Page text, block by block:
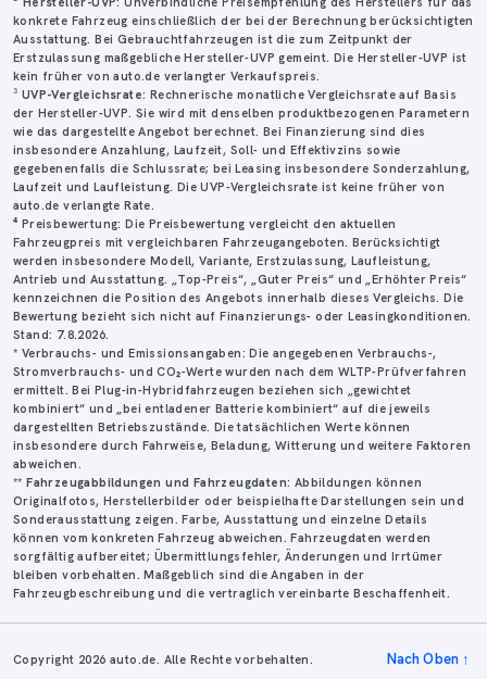
konkrete Fahrzeug einschließlich der bei der Berechnung berücksichtigten
Ausstattung. Bei Gebrauchtfahrzeugen ist die zum Zeitpunkt der
Erstzulassung maßgebliche Hersteller-UVP gemeint. Die Hersteller-UVP ist
kein früher von auto.de verlangter Verkaufspreis.
³ UVP-Vergleichsrate: Rechnerische monatliche Vergleichsrate auf Basis
der Hersteller-UVP. Sie wird mit denselben produktbezogenen Parametern
wie das dargestellte Angebot berechnet. Bei Finanzierung sind dies
insbesondere Anzahlung, Laufzeit, Soll- und Effektivzins sowie
gegebenenfalls die Schlussrate; bei Leasing insbesondere Sonderzahlung,
Laufzeit und Laufleistung. Die UVP-Vergleichsrate ist keine früher von
auto.de verlangte Rate.
⁴ Preisbewertung: Die Preisbewertung vergleicht den aktuellen
Fahrzeugpreis mit vergleichbaren Fahrzeugangeboten. Berücksichtigt
werden insbesondere Modell, Variante, Erstzulassung, Laufleistung,
Antrieb und Ausstattung. „Top-Preis“, „Guter Preis“ und „Erhöhter Preis“
kennzeichnen die Position des Angebots innerhalb dieses Vergleichs. Die
Bewertung bezieht sich nicht auf Finanzierungs- oder Leasingkonditionen.
Stand: 7.8.2026.
* Verbrauchs- und Emissionsangaben: Die angegebenen Verbrauchs-,
Stromverbrauchs- und CO₂-Werte wurden nach dem WLTP-Prüfverfahren
ermittelt. Bei Plug-in-Hybridfahrzeugen beziehen sich „gewichtet
kombiniert“ und „bei entladener Batterie kombiniert“ auf die jeweils
dargestellten Betriebszustände. Die tatsächlichen Werte können
insbesondere durch Fahrweise, Beladung, Witterung und weitere Faktoren
abweichen.
**Fahrzeugabbildungen und Fahrzeugdaten: Abbildungen können
Originalfotos, Herstellerbilder oder beispielhafte Darstellungen sein und
Sonderausstattung zeigen. Farbe, Ausstattung und einzelne Details
können vom konkreten Fahrzeug abweichen. Fahrzeugdaten werden
sorgfältig aufbereitet; Übermittlungsfehler, Änderungen und Irrtümer
bleiben vorbehalten. Maßgeblich sind die Angaben in der
Fahrzeugbeschreibung und die vertraglich vereinbarte Beschaffenheit.
Copyright 2026 auto.de. Alle Rechte vorbehalten. Nach Oben↑